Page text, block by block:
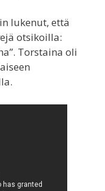
lukenut, että
otsikoilla:
Torstaina oli